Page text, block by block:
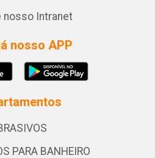
nosso Intranet
nosso APP
PARA BANHEIRO